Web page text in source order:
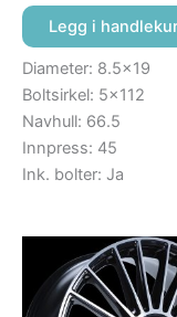
Legg i
Diameter: 8.5×19
Boltsirkel: 5×112
Navhull: 66.5
Innpress: 45
Ink. bolter: Ja